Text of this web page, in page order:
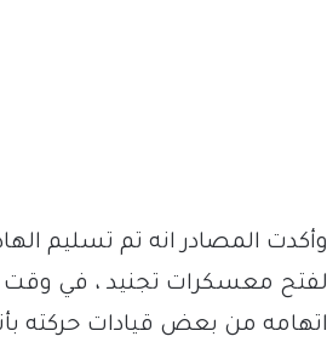
وأكدت المصادر انه تم تسليم
لفتح معسكرات تجنيد ، في
اتهامه من بعض قيادات حركته